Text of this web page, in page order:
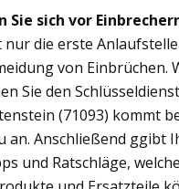
Sie sich vor
die erste
von Einbrüchen.
Sie den
(71093) kommt
an. Anschließend ggibt
und Ratschläge,